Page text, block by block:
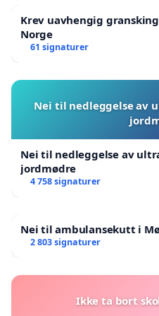
Krev uavhengig
Norge
61 signaturer
Nei til nedleggelse av
Nei til nedleggelse av
jordmødre
4 758 signaturer
Nei til ambulansekutt i
2 803 signaturer
Ikke ta bort